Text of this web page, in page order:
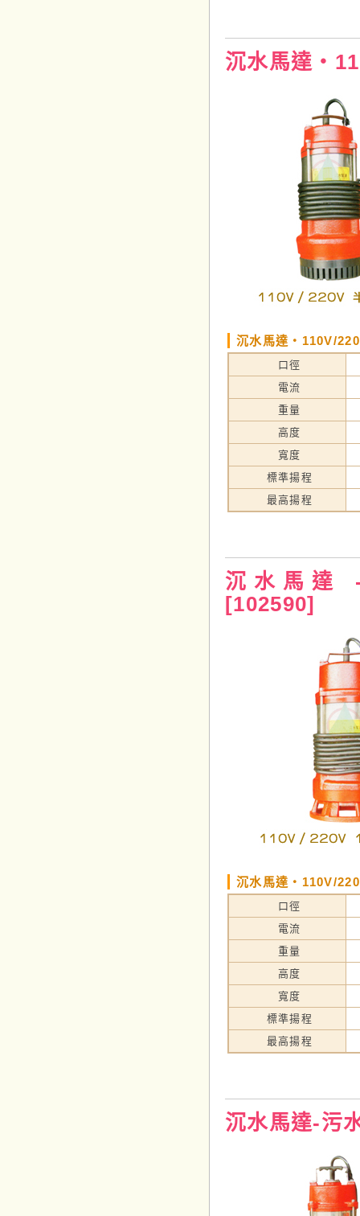
沉水馬達
沉水馬達‧110V/
口徑
電流
重量
高度
寬度
標準揚程
最高揚程
沉水馬達
[102590]
沉水馬達‧110V/
口徑
電流
重量
高度
寬度
標準揚程
最高揚程
沉水馬達-污